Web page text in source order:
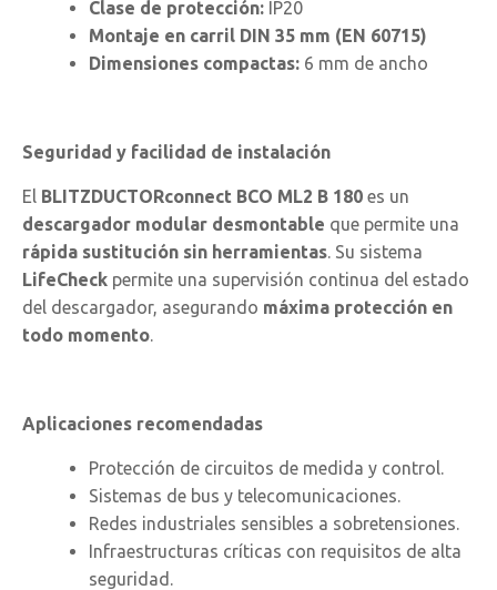
Clase de protección: IP20
Montaje en carril DIN 35 mm (EN 60715)
Dimensiones compactas: 6 mm de ancho
Seguridad y facilidad de instalación
El BLITZDUCTORconnect BCO ML2 B 180 es un
descargador modular desmontable que permite una
rápida sustitución sin herramientas. Su sistema
LifeCheck permite una supervisión continua del estado
del descargador, asegurando máxima protección en
todo momento.
Aplicaciones recomendadas
Protección de circuitos de medida y control.
Sistemas de bus y telecomunicaciones.
Redes industriales sensibles a sobretensiones.
Infraestructuras críticas con requisitos de alta
seguridad.